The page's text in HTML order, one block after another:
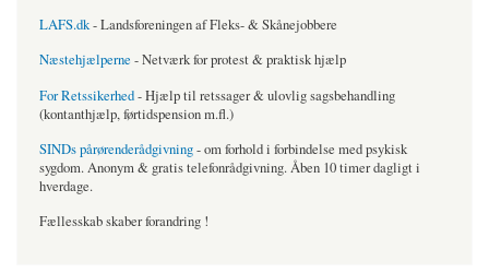
LAFS.dk- Landsforeningen af Fleks- & Skånejobbere
Næstehjælperne - Netværk for protest & praktisk hjælp
For Retssikerhed- Hjælp til retssager & ulovlig sagsbehandling
(kontanthjælp, førtidspension m.fl.)
SINDs pårørenderådgivning- om forhold i forbindelse med psykisk
sygdom. Anonym & gratis telefonrådgivning. Åben 10 timer dagligt i
hverdage.
Fællesskab skaber forandring !